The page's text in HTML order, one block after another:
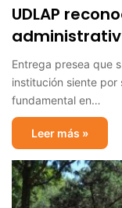
UDLAP
Entrega presea que
institución siente por
fundamental en…
Leer más »